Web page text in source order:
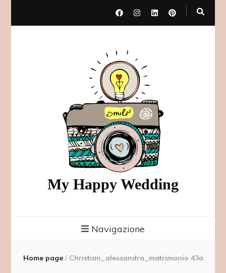
My Happy Wedding
Navigazione
Home page / Christian_alessandra_matrimonio 43a